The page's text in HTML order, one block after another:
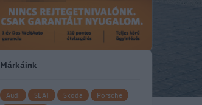
Márkáink
Audi SEAT Skoda
Porsche